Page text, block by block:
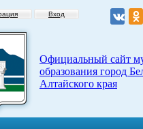
Вход
Официальный сайт
образования город
Алтайского края